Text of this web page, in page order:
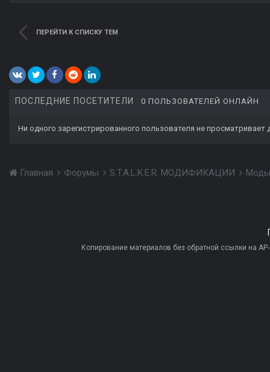
ПЕРЕЙТИ К СПИСКУ ТЕМ
ПОСЛЕДНИЕ ПОСЕТИТЕЛИ 0 ПОЛЬЗОВАТЕЛЕЙ ОНЛАЙН
Ни одного зарегистрированного пользователя не просматривает
Главная Форумы S.T.A.L.K.E.R. МОДИФИКАЦИИ
Копирование материалов без обратной ссылки на